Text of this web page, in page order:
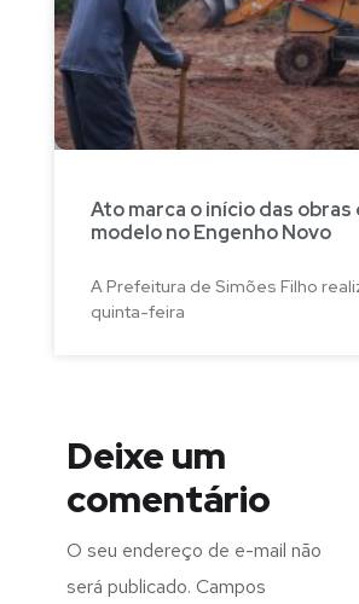
Ato marca o início das obras
modelo no Engenho Novo
A Prefeitura de Simões Filho
quinta-feira
Deixe um
comentário
O seu endereço de e-mail não
será publicado. Campos